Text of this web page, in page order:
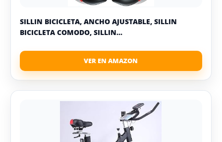
SILLIN BICICLETA, ANCHO AJUSTABLE, SILLIN
BICICLETA COMODO, SILLIN...